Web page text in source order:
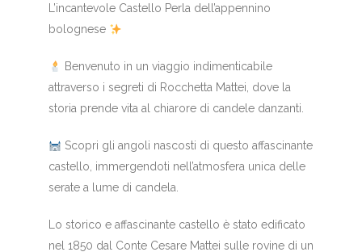
L’incantevole Castello Perla dell’appennino
bolognese
Benvenuto in un viaggio indimenticabile
attraverso i segreti di Rocchetta Mattei, dove la
storia prende vita al chiarore di candele danzanti.
Scopri gli angoli nascosti di questo affascinante
castello, immergendoti nell’atmosfera unica delle
serate a lume di candela.
Lo storico e affascinante castello è stato edificato
nel 1850 dal Conte Cesare Mattei sulle rovine di un